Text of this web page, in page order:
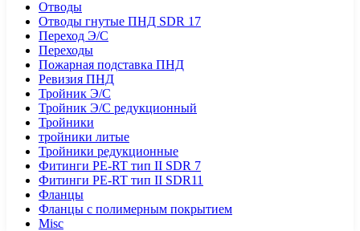
Отводы
Отводы гнутые ПНД SDR 17
Переход Э/С
Переходы
Пожарная подставка ПНД
Ревизия ПНД
Тройник Э/С
Тройник Э/С редукционный
Тройники
тройники литые
Тройники редукционные
Фитинги PE-RT тип II SDR 7
Фитинги PE-RT тип II SDR11
Фланцы
Фланцы с полимерным покрытием
Misc